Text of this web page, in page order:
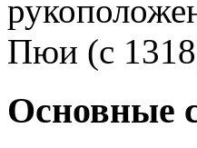
Пюи (с
Основные